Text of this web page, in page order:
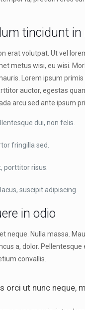
tincidunt
erat volutpat. Ut vel
metus wisi, eu wisi.
Lorem ipsum
auctor, egestas
arcu sed ante ipsum
dui, non felis.
fringilla sed.
porttitor risus.
suscipit adipiscing.
in odio
neque. Nulla massa.
a, dolor.
convallis.
orci ut nunc neque,